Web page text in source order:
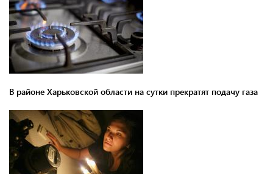
В районе Харьковской области на сутки прекратят подачу газа